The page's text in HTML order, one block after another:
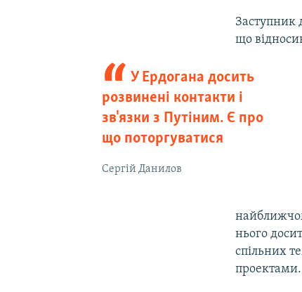
Заступник
що
У Ердогана досить
розвинені контакти і
зв'язки з Путіним. Є про
що поторгуватися
Сергій Данилов
нього
спільних
проектами.